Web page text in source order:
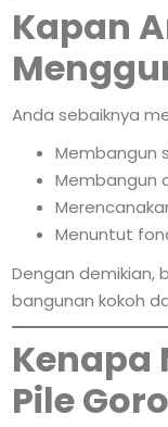
Kapan
Anda sebaiknya
Membangun
Membangun
Menuntut
Dengan demikian,
bangunan kokoh
Kenapa
Pile